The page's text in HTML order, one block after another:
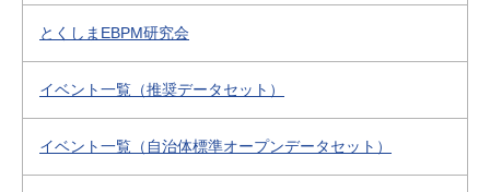
とくしまEBPM研究会
イベント一覧（推奨データセット）
イベント一覧（自治体標準オープンデータセット）